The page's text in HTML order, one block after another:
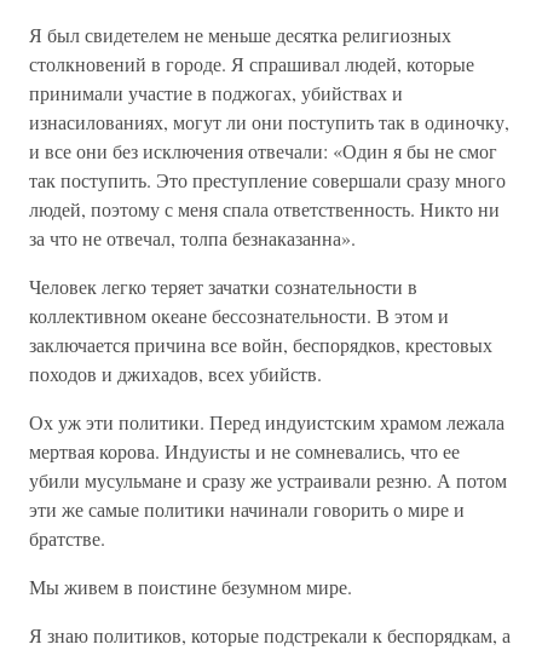
Я был свидетелем не меньше десятка религиозных
столкновений в городе. Я спрашивал людей, которые
принимали участие в поджогах, убийствах и
изнасилованиях, могут ли они поступить так в одиночку,
и все они без исключения отвечали: «Один я бы не смог
так поступить. Это преступление совершали сразу много
людей, поэтому с меня спала ответственность. Никто ни
за что не отвечал, толпа безнаказанна».
Человек легко теряет зачатки сознательности в
коллективном океане бессознательности. В этом и
заключается причина все войн, беспорядков, крестовых
походов и джихадов, всех убийств.
Ох уж эти политики. Перед индуистским храмом лежала
мертвая корова. Индуисты и не сомневались, что ее
убили мусульмане и сразу же устраивали резню. А потом
эти же самые политики начинали говорить о мире и
братстве.
Мы живем в поистине безумном мире.
Я знаю политиков, которые подстрекали к беспорядкам, а